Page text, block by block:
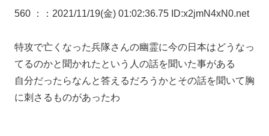
560 ： ：2021/11/19(金) 01:02:36.75 ID:x2jmN4xN0.net
特攻で亡くなった兵隊さんの幽霊に今の日本はどうなっ
てるのかと聞かれたという人の話を聞いた事がある
自分だったらなんと答えるだろうかとその話を聞いて胸
に刺さるものがあったわ